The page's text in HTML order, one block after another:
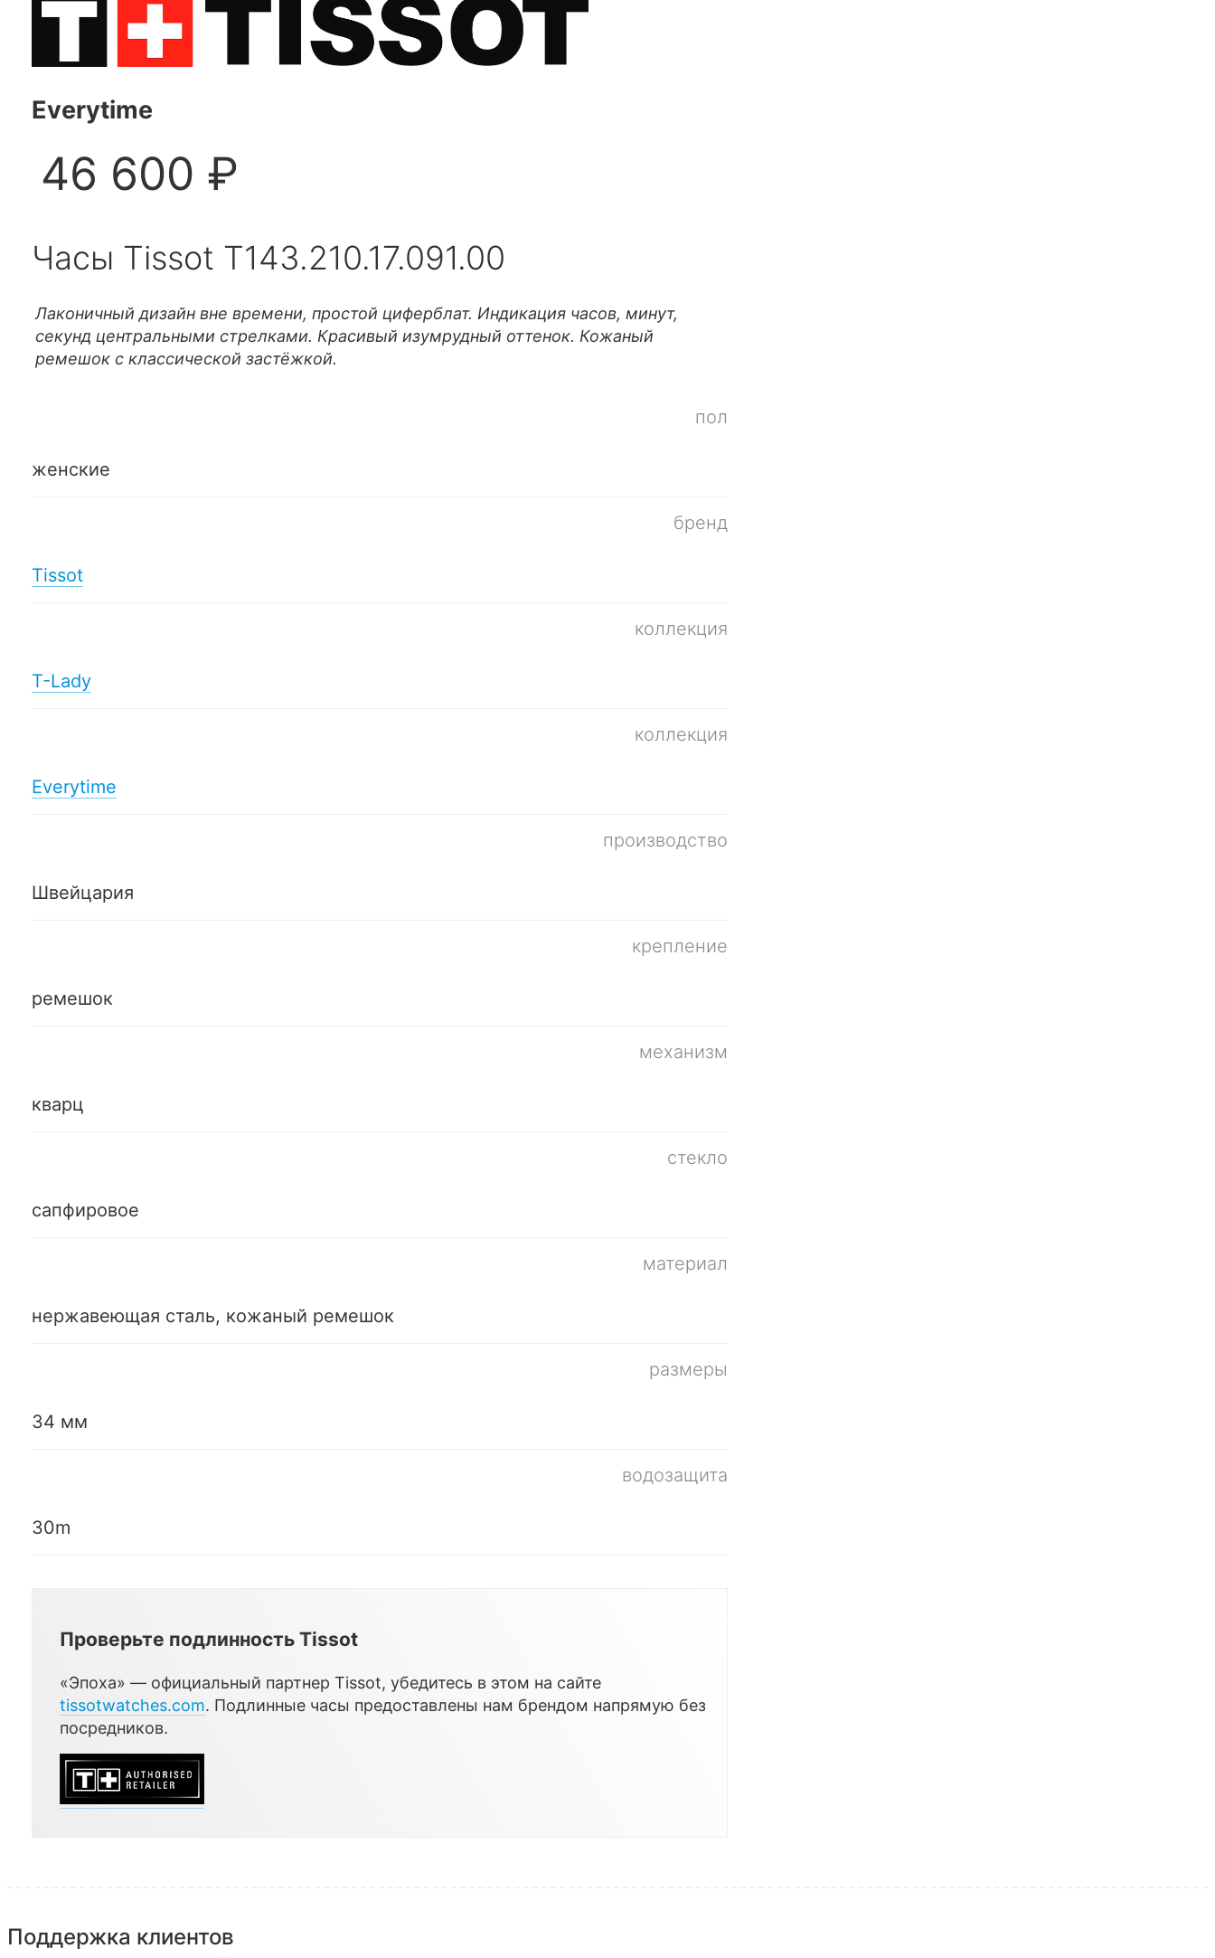
Everytime
46 600 ₽
Часы Tissot T143.210.17.091.00
Лаконичный дизайн вне времени, простой циферблат. Индикация часов, минут,
секунд центральными стрелками. Красивый изумрудный оттенок. Кожаный
ремешок с классической застёжкой.
пол
женские
бренд
Tissot
коллекция
T-Lady
коллекция
Everytime
производство
Швейцария
крепление
ремешок
механизм
кварц
стекло
сапфировое
материал
нержавеющая сталь, кожаный ремешок
размеры
34 мм
водозащита
30m
Проверьте подлинность Tissot
«Эпоха» — официальный партнер Tissot, убедитесь в этом на сайте
tissotwatches.com. Подлинные часы предоставлены нам брендом напрямую без
посредников.
Поддержка клиентов